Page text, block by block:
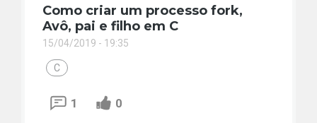
Como criar um processo fork,
Avô, pai e filho em C
15/04/2019 - 19:35
C
1 0